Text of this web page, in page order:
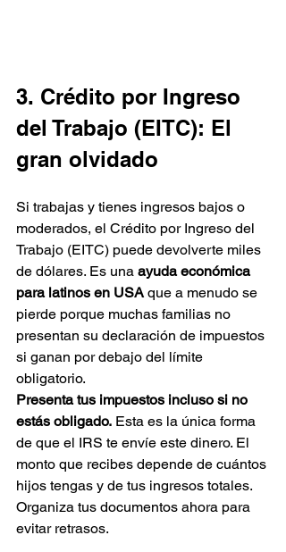
3. Crédito por Ingreso
del Trabajo (EITC): El
gran olvidado
Si trabajas y tienes ingresos bajos o
moderados, el Crédito por Ingreso del
Trabajo (EITC) puede devolverte miles
de dólares. Es una ayuda económica
para latinos en USA que a menudo se
pierde porque muchas familias no
presentan su declaración de impuestos
si ganan por debajo del límite
obligatorio.
Presenta tus impuestos incluso si no
estás obligado. Esta es la única forma
de que el IRS te envíe este dinero. El
monto que recibes depende de cuántos
hijos tengas y de tus ingresos totales.
Organiza tus documentos ahora para
evitar retrasos.